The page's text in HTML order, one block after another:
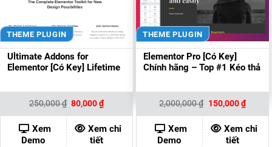
THEME PLUGIN
Ultimate Addons for
Elementor [Có Key] Lifetime
250,000₫ Giá
gốc
là:
250,000 ₫.
80,000₫Giá
hiện
tại
là:
80,000 ₫.
Xem
Demo
Xem chi
tiết
THEME PLUGIN
Elementor Pro [Có Key]
Chính hãng – Top #1 Kéo thả
2,000,000₫ Giá
là:
2,000,000 ₫.
150,000₫Giá
hiện
tại
là:
Xem
Demo
Xem chi
tiết